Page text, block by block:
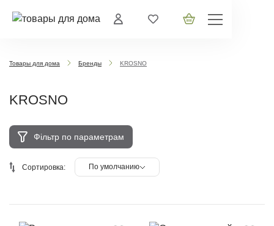
Товары для дома Бренды KROSNO
KROSNO
Фільтр по параметрам
Сортировка: По умолчанию